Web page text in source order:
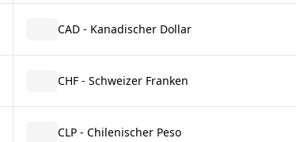
CAD - Kanadischer Dollar
CHF - Schweizer Franken
CLP - Chilenischer Peso